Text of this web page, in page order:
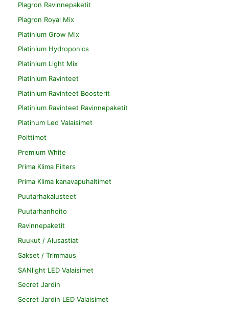
Plagron Ravinnepaketit
Plagron Royal Mix
Platinium Grow Mix
Platinium Hydroponics
Platinium Light Mix
Platinium Ravinteet
Platinium Ravinteet Boosterit
Platinium Ravinteet Ravinnepaketit
Platinum Led Valaisimet
Polttimot
Premium White
Prima Klima Filters
Prima Klima kanavapuhaltimet
Puutarhakalusteet
Puutarhanhoito
Ravinnepaketit
Ruukut / Alusastiat
Sakset / Trimmaus
SANlight LED Valaisimet
Secret Jardin
Secret Jardin LED Valaisimet